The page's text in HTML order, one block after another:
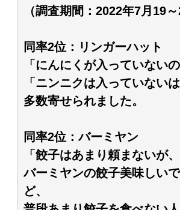
（調査期間：2022年7月19
同率2位：リンガーハット
「にんにくが入っていない
「ニンニクは入っていない
多数寄せられました。
同率2位：バーミヤン
「餃子はあまり頼まないが
バーミヤンの餃子美味しい
ど、